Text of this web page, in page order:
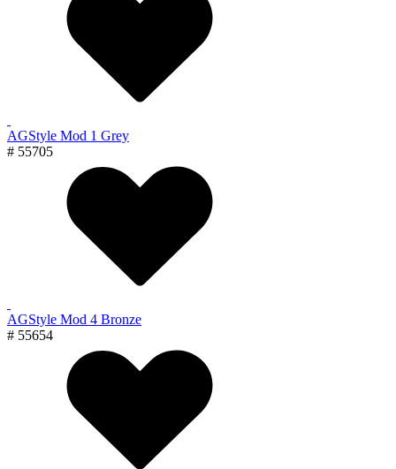
AGStyle Mod 1 Grey
# 55705
AGStyle Mod 4 Bronze
# 55654